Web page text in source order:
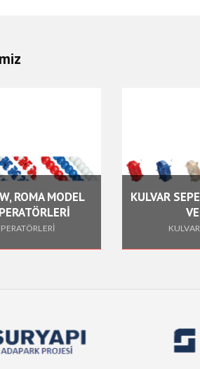
ROMA MODEL
KULVAR